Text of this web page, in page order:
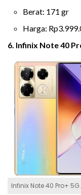
Berat: 171 gr
Harga:
6. Infinix Note 40
Infinix Note 40 Pro+